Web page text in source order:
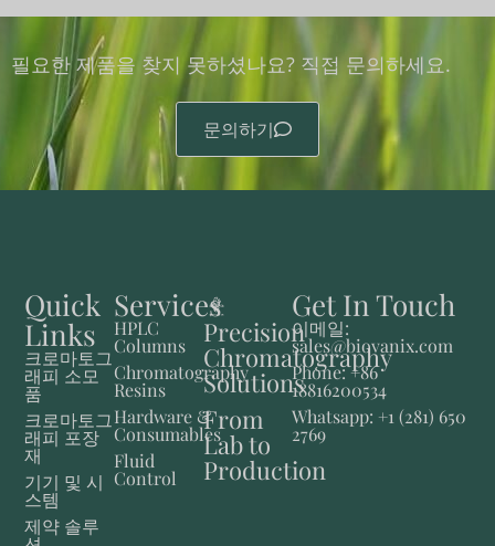
필요한 제품을 찾지 못하셨나요? 직접 문의하세요.
문의하기
Precision
Chromatography
Solutions
From
Lab to
Production
Services
HPLC
Columns
Chromatography
Resins
Hardware &
Consumables
Fluid
Control
Quick
Links
크로마토그
래피 소모
품
크로마토그
래피 포장
재
기기 및 시
스템
제약 솔루
Get In Touch
이메일:
sales@biovanix.com
Phone: +86
18816200534
Whatsapp: +1 (281) 650
2769